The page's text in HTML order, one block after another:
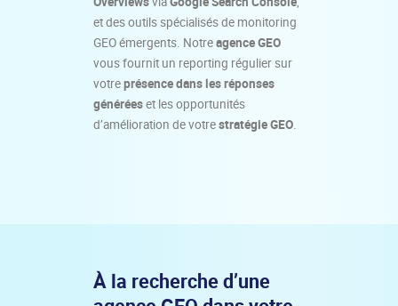
et des outils spécialisés de monitoring
GEO émergents. Notreagence GEO
vous fournit un reporting régulier sur
votreprésence dans les réponses
généréeset les opportunités
d’amélioration de votrestratégie GEO.
À la recherche d’une